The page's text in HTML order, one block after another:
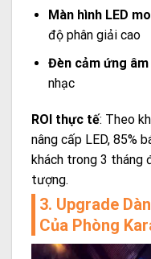
Màn hình LED
độ phân giải cao
Đèn cảm ứng
nhạc
ROI thực tế: Theo
nâng cấp LED, 85%
khách trong 3 tháng
tượng.
3. Upgrade
Của Phòng